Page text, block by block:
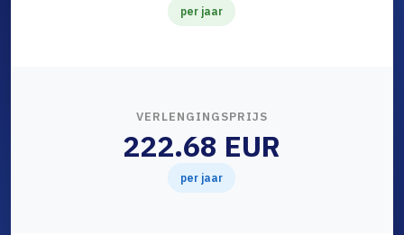
per jaar
VERLENGINGSPRIJS
222.68 EUR
per jaar